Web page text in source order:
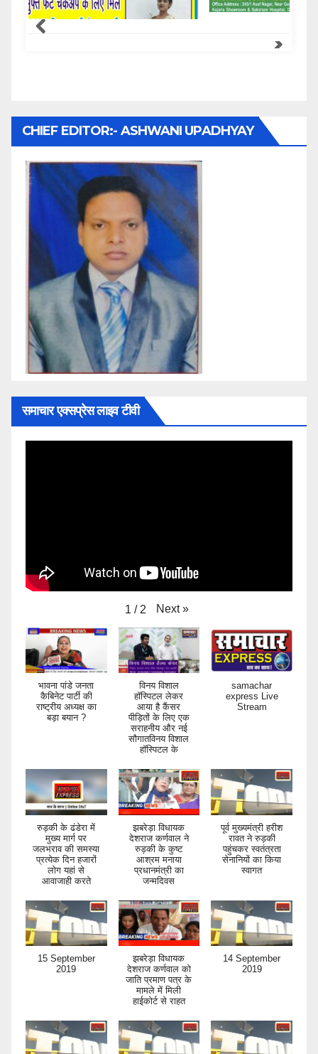
Samachar Express
CHIEF EDITOR:- ASHWANI UPADHYAY
समाचार एक्सप्रेस लाइव टीवी
1 / 2 Next »
भावना पांडे जनता
कैबिनेट पार्टी की
राष्ट्रीय अध्यक्ष का
बड़ा बयान ?
विनय विशाल
हॉस्पिटल लेकर
आया है कैंसर
पीड़ितों के लिए एक
सराहनीय और नई
सौगातविनय विशाल
हॉस्पिटल के
samachar
express Live
Stream
रुड़की के ढंडेरा में
मुख्य मार्ग पर
जलभराव की समस्या
प्रत्येक दिन हजारों
लोग यहां से
आवाजाही करते
झबरेड़ा विधायक
देशराज कर्णवाल ने
रुड़की के कुष्ट
आश्रम मनाया
प्रधानमंत्री का
जन्मदिवस
पूर्व मुख्यमंत्री हरीश
रावत ने रुड़की
पहुंचकर स्वतंत्रता
सेनानियों का किया
स्वागत
15 September
2019
झबरेड़ा विधायक
देशराज कर्णवाल को
जाति प्रमाण पत्र के
मामले में मिली
हाईकोर्ट से राहत
14 September
2019